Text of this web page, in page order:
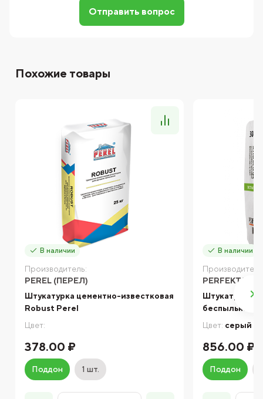
Отправить вопрос
Похожие товары
В наличии
Производитель:
PEREL (ПЕРЕЛ)
Штукатурка цементно-известковая
Robust Perel
Цвет:
378.00 ₽
Поддон 1 шт.
В наличии
PERFEKTA
Штукатурка
беспыльная
Цвет: серый
856.00 ₽
Поддон